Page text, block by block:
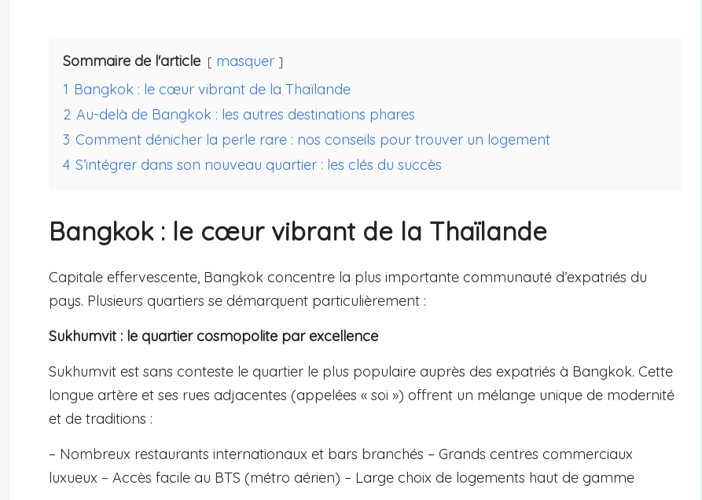
Sommaire de l'article
masquer
1 Bangkok : le cœur vibrant de la Thaïlande
2 Au-delà de Bangkok : les autres destinations phares
3 Comment dénicher la perle rare : nos conseils pour trouver un logement
4 S’intégrer dans son nouveau quartier : les clés du succès
Bangkok : le cœur vibrant de la Thaïlande
Capitale effervescente, Bangkok concentre la plus importante communauté d’expatriés du
pays. Plusieurs quartiers se démarquent particulièrement :
Sukhumvit : le quartier cosmopolite par excellence
Sukhumvit est sans conteste le quartier le plus populaire auprès des expatriés à Bangkok. Cette
longue artère et ses rues adjacentes (appelées « soi ») offrent un mélange unique de modernité
et de traditions :
– Nombreux restaurants internationaux et bars branchés – Grands centres commerciaux
luxueux – Accès facile au BTS (métro aérien) – Large choix de logements haut de gamme